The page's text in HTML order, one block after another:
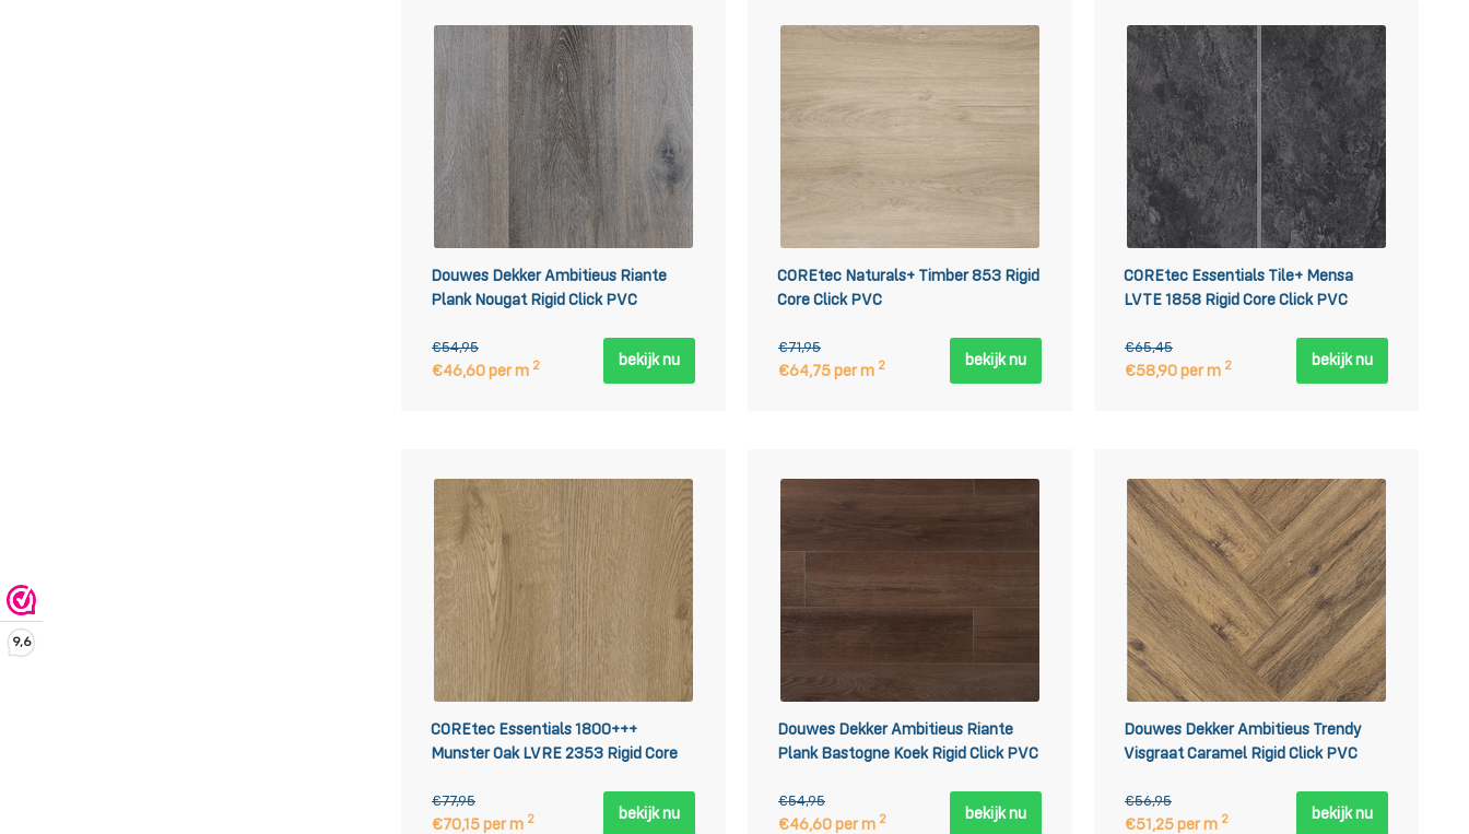
9,6
Douwes Dekker Ambitieus Riante
Plank Nougat Rigid Click PVC
€54,95
€46,60 per m 2 bekijk nu
COREtec Naturals+ Timber 853 Rigid
Core Click PVC
€71,95
€64,75 per m 2 bekijk nu
COREtec Essentials Tile+ Mensa
LVTE 1858 Rigid Core Click PVC
€65,45
€58,90 per m 2 bekijk nu
COREtec Essentials 1800+++
Munster Oak LVRE 2353 Rigid Core
€77,95
€70,15 per m 2 bekijk nu
Douwes Dekker Ambitieus Riante
Plank Bastogne Koek Rigid Click PVC
€54,95
€46,60 per m 2 bekijk nu
Douwes Dekker Ambitieus Trendy
Visgraat Caramel Rigid Click PVC
€56,95
€51,25 per m 2 bekijk nu